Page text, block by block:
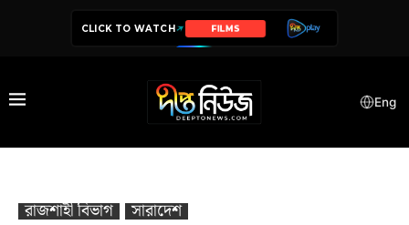
CLICK TO WATCH FILMS
SERIES
Eng
রাজশাহী বিভাগ
সারাদেশ